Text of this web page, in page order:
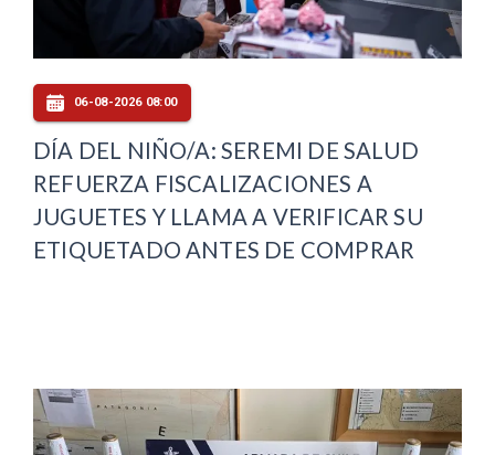
06-08-2026 08:00
DÍA DEL NIÑO/A: SEREMI DE SALUD
REFUERZA FISCALIZACIONES A
JUGUETES Y LLAMA A VERIFICAR SU
ETIQUETADO ANTES DE COMPRAR